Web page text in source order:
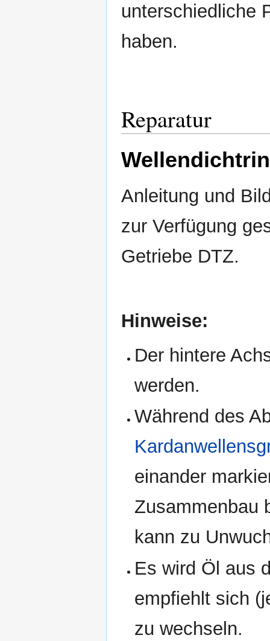
unterschiedliche
haben.
Reparatur
Anleitung und
zur Verfügung
Getriebe DTZ.
Hinweise:
Der hintere
werden.
Während des
einander
Zusammenbau
kann zu
Es wird Öl aus
empfiehlt sich
zu wechseln.